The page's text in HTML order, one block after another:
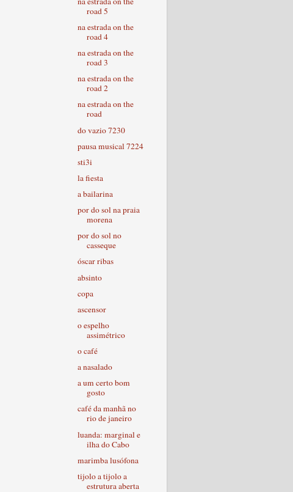
road 5
na estrada on the
road 4
na estrada on the
road 3
na estrada on the
road 2
na estrada on the
road
do vazio 7230
pausa musical 7224
sti3i
la fiesta
a bailarina
por do sol na praia
morena
por do sol no
casseque
óscar ribas
absinto
copa
ascensor
o espelho
assimétrico
o café
a nasalado
a um certo bom
gosto
café da manhã no
rio de janeiro
luanda: marginal e
ilha do Cabo
marimba lusófona
tijolo a tijolo a
estrutura aberta